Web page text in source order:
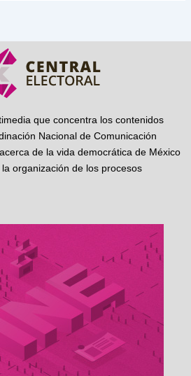
que concentra los contenidos
Nacional de Comunicación
de la vida democrática de México
organización de los procesos